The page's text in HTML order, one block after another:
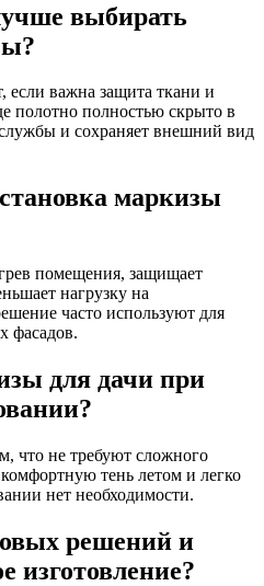
выбирать
если важна защита ткани и
полотно полностью скрыто в
и сохраняет внешний вид
маркизы
помещения, защищает
нагрузку на
часто используют для
фасадов.
для дачи при
что не требуют сложного
тень летом и легко
нет необходимости.
решений и
изготовление?